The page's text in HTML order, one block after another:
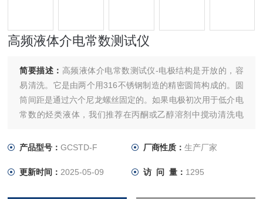
高频液体介电常数测试仪
简要描述： 高频液体介电常数测试仪-电极结构是开放的，容
易清洗。它是由两个用316不锈钢制造的精密圆筒构成的。圆
筒间距是通过六个尼龙螺丝固定的。如果电极初次用于低介电
常数的烃类液体，我们推荐在丙酮或乙醇溶剂中搅动清洗电
影响测量的准确性。
产品型号：GCSTD-F 厂商性质： 生产厂家
更新时间： 2025-05-09 访 问 量： 1295